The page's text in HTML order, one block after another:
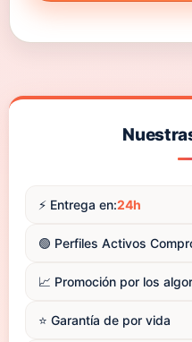
⚡️ Entrega en:24h
🟢 Perfiles Activos
📈 Promoción por los
⭐️ Garantía de por vida